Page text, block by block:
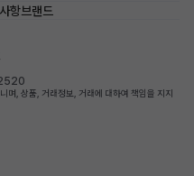
항브랜드
며, 상품, 거래정보, 거래에 대하여 책임을 지지